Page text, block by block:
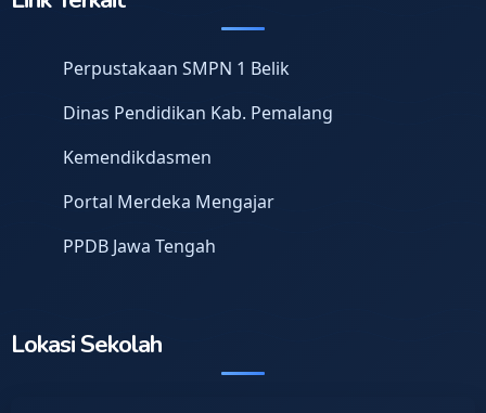
Perpustakaan SMPN 1 Belik
Dinas Pendidikan Kab. Pemalang
Kemendikdasmen
Portal Merdeka Mengajar
PPDB Jawa Tengah
Lokasi Sekolah